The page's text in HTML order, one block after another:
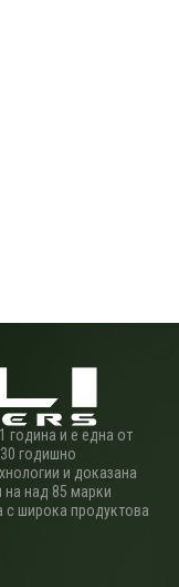
година и е една от
годишно
и доказана
над 85 марки
с широка продуктова